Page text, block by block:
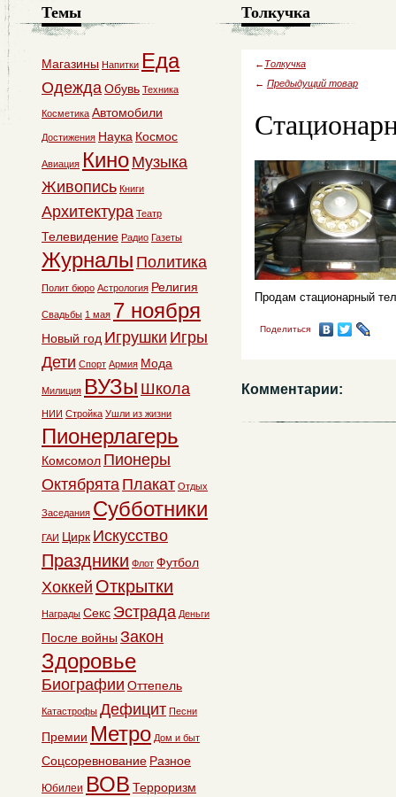
Толкучка
← Толкучка
← Предыдущий товар
Продам стационарный
Поделиться
Комментарии:
Темы
Магазины Напитки Еда
ОдеждаОбувь Техника
Косметика Автомобили
Достижения Наука Космос
Авиация Кино Музыка
Живопись Книги
Архитектура Театр
Телевидение Радио Газеты
Журналы Политика
Полит бюро Астрология Религия
Свадьбы 1 мая 7 ноября
Новый год Игрушки Игры
Дети Спорт Армия Мода
Милиция ВУЗы Школа
НИИ Стройка Ушли из жизни
Пионерлагерь
Комсомол Пионеры
Октябрята Плакат Отдых
Заседания Субботники
ГАИ Цирк Искусство
Праздники Флот Футбол
Хоккей Открытки
Награды Секс Эстрада Деньги
После войны Закон
Здоровье
Биографии Оттепель
Катастрофы Дефицит Песни
Премии Метро Дом и быт
Соцсоревнование Разное
Юбилеи ВОВ Терроризм